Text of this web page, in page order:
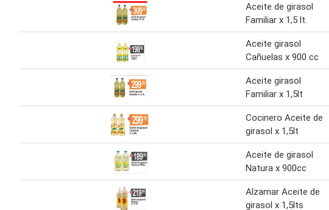
Aceite de girasol
Familiar x 1,5 lt.
Aceite girasol
Cañuelas x 900 cc
Aceite girasol
Familiar x 1,5lt
Cocinero Aceite de
girasol x 1,5lt
Aceite de girasol
Natura x 900cc
Alzamar Aceite de
girasol x 1,5lts